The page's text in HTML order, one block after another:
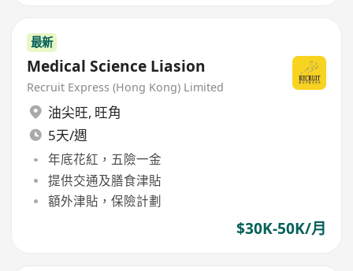
最新
Medical Science Liasion
Recruit Express (Hong Kong) Limited
油尖旺, 旺角
5天/週
年底花紅，五險一金
提供交通及膳食津貼
額外津貼，保險計劃
$30K-50K/月